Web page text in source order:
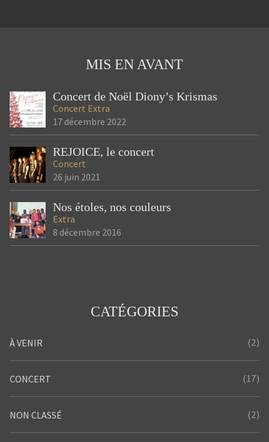
SAINT DENIS
MIS EN AVANT
Concert de Noël Diony’s Krismas
Concert Extra
17 décembre 2022
REJOICE, le concert
Concert
26 juin 2021
Nos étoles, nos couleurs
Extra
8 décembre 2016
CATÉGORIES
À VENIR (2)
CONCERT (17)
NON CLASSÉ (2)